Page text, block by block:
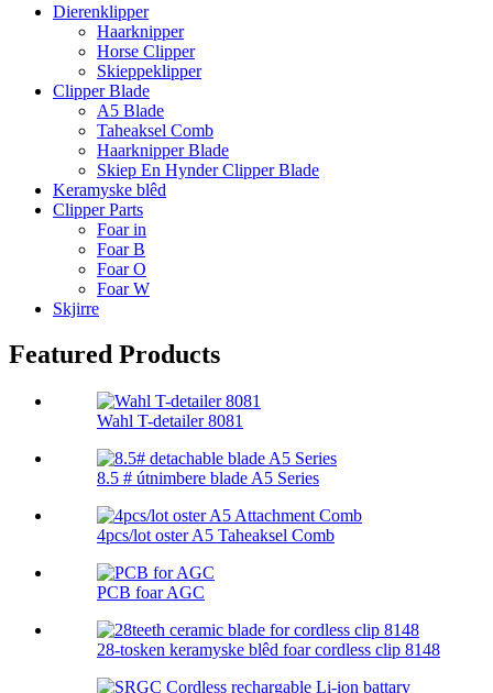
Dierenklipper
Haarknipper
Horse Clipper
Skieppeklipper
Clipper Blade
A5 Blade
Taheaksel Comb
Haarknipper Blade
Skiep En Hynder Clipper Blade
Keramyske blêd
Clipper Parts
Foar in
Foar B
Foar O
Foar W
Skjirre
Featured Products
Wahl T-detailer 8081
8.5 # útnimbere blade A5 Series
4pcs/lot oster A5 Taheaksel Comb
PCB foar AGC
28-tosken keramyske blêd foar cordless clip 8148